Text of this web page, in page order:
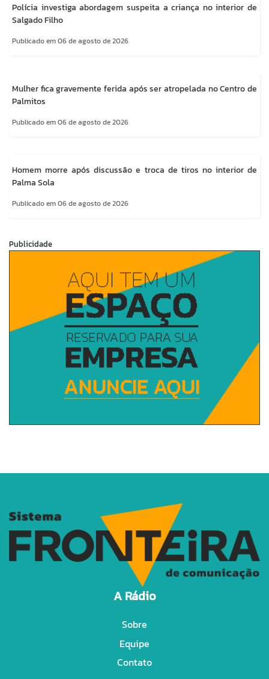
Polícia investiga abordagem suspeita a criança no interior de
Salgado Filho
Publicado em 06 de agosto de 2026
Mulher fica gravemente ferida após ser atropelada no Centro de
Palmitos
Publicado em 06 de agosto de 2026
Homem morre após discussão e troca de tiros no interior de
Palma Sola
Publicado em 06 de agosto de 2026
Publicidade
A Rádio
Sobre
Equipe
Contato